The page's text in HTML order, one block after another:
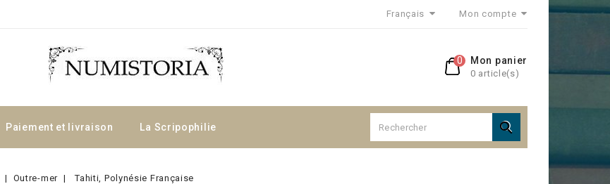
Français Mon compte
Mon panier
0 article(s)
0
Paiement et livraison La Scripophilie 
Outre-mer Tahiti, Polynésie Française